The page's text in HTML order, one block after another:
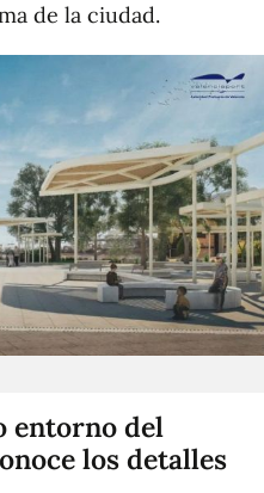
de la ciudad.
entorno del
los detalles